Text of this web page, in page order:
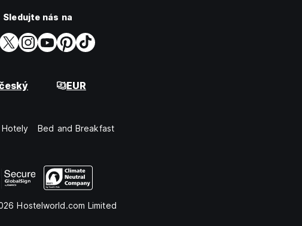
Sledujte nás na
EUR
Hotely Bed and Breakfast
Hostelworld.com Limited